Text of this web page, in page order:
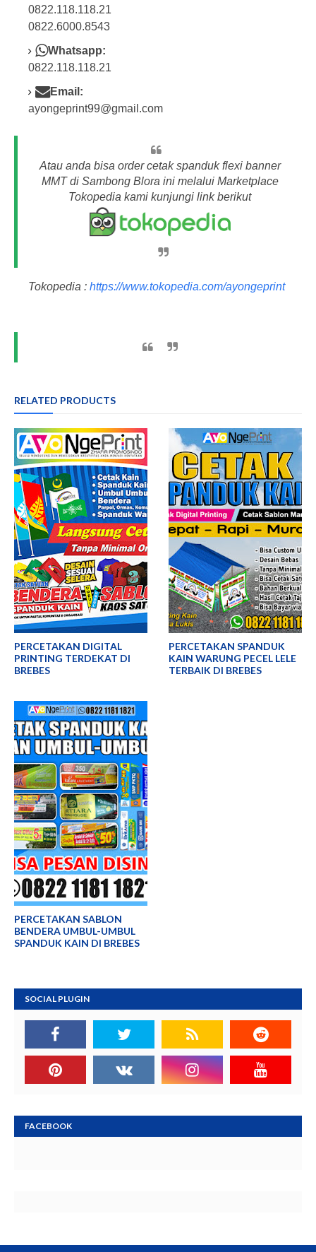
0822.118.118.21
0822.6000.8543
Whatsapp:
0822.118.118.21
Email:
ayongeprint99@gmail.com
Atau anda bisa order cetak spanduk flexi banner
MMT di Sambong Blora ini melalui Marketplace
Tokopedia kami kunjungi link berikut
Tokopedia : https://www.tokopedia.com/ayongeprint
RELATED PRODUCTS
PERCETAKAN DIGITAL
PRINTING TERDEKAT DI
BREBES
PERCETAKAN SPANDUK
KAIN WARUNG PECEL LELE
TERBAIK DI BREBES
PERCETAKAN SABLON
BENDERA UMBUL-UMBUL
SPANDUK KAIN DI BREBES
SOCIAL PLUGIN
FACEBOOK